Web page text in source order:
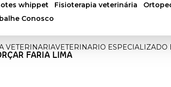
whippet
fisioterapia veterinária
Conosco
VETERINARIAVETERINARIO ESPECIALIZADO
FARIA LIMA